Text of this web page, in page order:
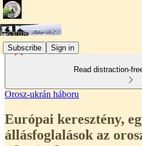
Subscribe Sign in
Read distraction-
Orosz-ukrán háboru
Európai keresztény,
állásfoglalások az